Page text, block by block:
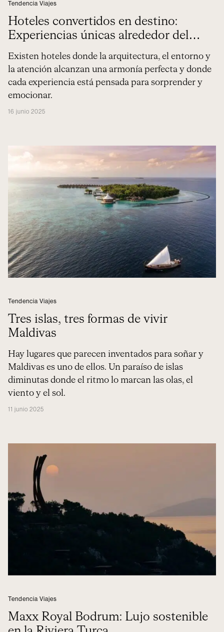
Tendencia Viajes
Hoteles convertidos en destino:
Experiencias únicas alrededor del
mundo
Existen hoteles donde la arquitectura, el entorno y
la atención alcanzan una armonía perfecta y donde
cada experiencia está pensada para sorprender y
emocionar.
16 junio 2025
Tendencia Viajes
Tres islas, tres formas de vivir
Maldivas
Hay lugares que parecen inventados para soñar y
Maldivas es uno de ellos. Un paraíso de islas
diminutas donde el ritmo lo marcan las olas, el
viento y el sol.
11 junio 2025
Tendencia Viajes
Maxx Royal Bodrum: Lujo sostenible